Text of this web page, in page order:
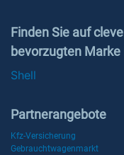
Finden Sie auf
bevorzugten Marke
Shell
Partnerangebote
Kfz-Versicherung
Gebrauchtwagenmarkt